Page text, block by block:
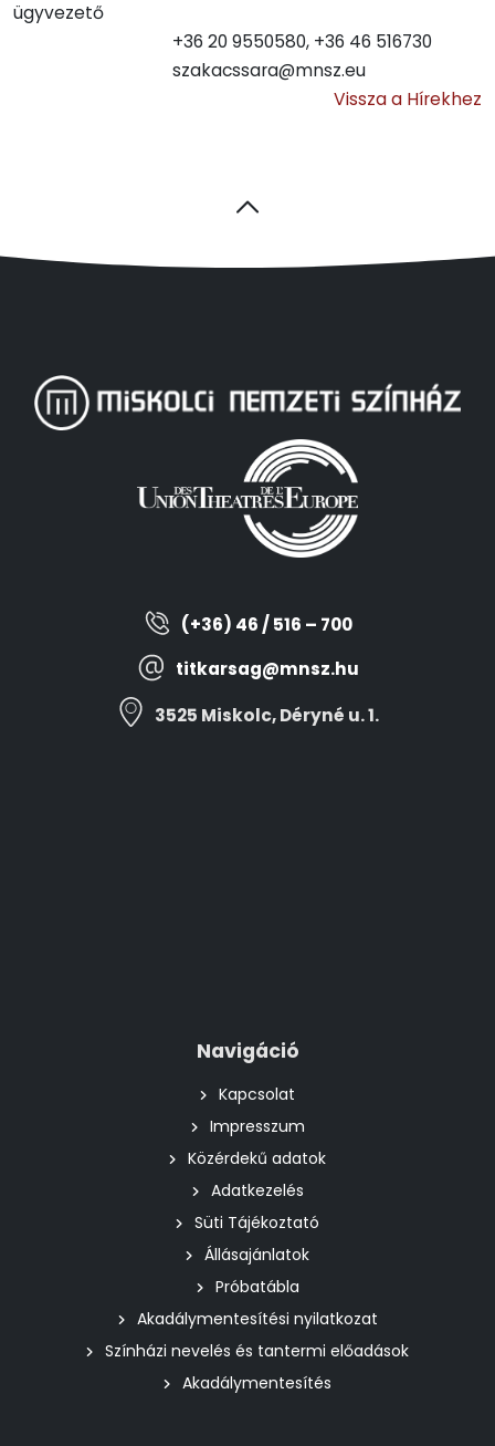
ügyvezető
+36 20 9550580, +36 46 516730
szakacssara@mnsz.eu
Vissza a Hírekhez
(+36) 46 / 516 – 700
titkarsag@mnsz.hu
3525 Miskolc, Déryné u. 1.
Navigáció
Kapcsolat
Impresszum
Közérdekű adatok
Adatkezelés
Süti Tájékoztató
Állásajánlatok
Próbatábla
Akadálymentesítési nyilatkozat
Színházi nevelés és tantermi előadások
Akadálymentesítés